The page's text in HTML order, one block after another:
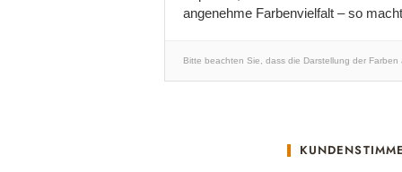
angenehme Farbenvielfalt – so
Bitte beachten Sie, dass die Darstellung der